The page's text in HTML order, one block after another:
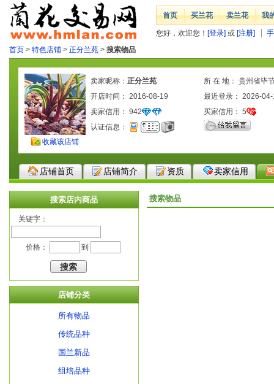
首页 买兰花 卖兰花 我
您好，欢迎您！ [登录] 或 [注册]
首页 > 特色店铺 > 正分兰苑 > 搜索物品
收藏该店铺
卖家昵称： 正分兰苑
所 在 地： 贵州省毕
区
开店时间： 2016-08-19
最近登录： 2026-
卖家信用： 942 买家信用： 5
认证信息：
店铺首页 店铺简介 资质 卖家信用
搜索店内商品
关键字：
价格： 到
店铺分类
所有物品
传统品种
国兰新品
组培品种
搜索物品